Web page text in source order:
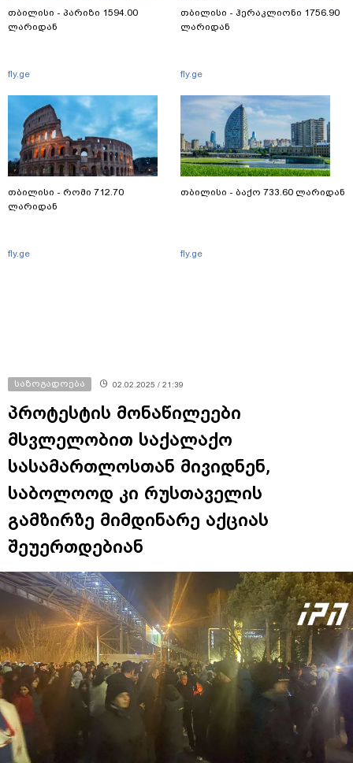
თბილისი - პარიზი 1594.00
ლარიდან
fly.ge
თბილისი - რომი 712.70
ლარიდან
fly.ge
თბილისი - ჰერაკლიონი 1756.90
ლარიდან
fly.ge
თბილისი - ბაქო 733.60 ლარიდან
fly.ge
საზოგადოება 02.02.2025 / 21:39
პროტესტის მონაწილეები
მსვლელობით საქალაქო
სასამართლოსთან მივიდნენ,
საბოლოოდ კი რუსთაველის
გამზირზე მიმდინარე აქციას
შეუერთდებიან